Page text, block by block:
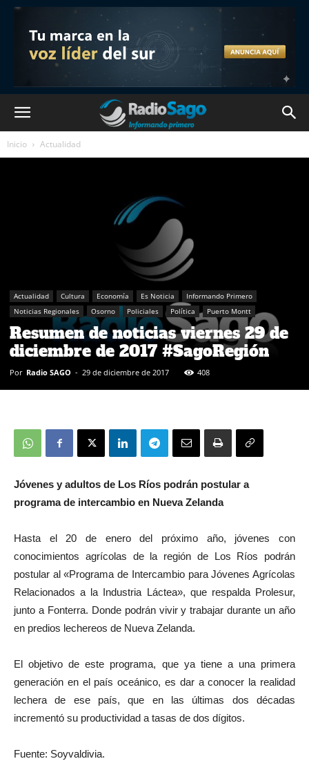
Inicio Actualidad
Actualidad Cultura Economía Es Noticia
Informando Primero
Noticias Regionales
Osorno Policiales Política Puerto Montt
Resumen de noticias viernes 29 de
diciembre de 2017 #SagoRegión
Por Radio SAGO - 29 de diciembre de 2017 408
Jóvenes y adultos de Los Ríos podrán postular a
programa de intercambio en Nueva Zelanda
Hasta el 20 de enero del próximo año, jóvenes con
conocimientos agrícolas de la región de Los Ríos podrán
postular al «Programa de Intercambio para Jóvenes Agrícolas
Relacionados a la Industria Láctea», que respalda Prolesur,
junto a Fonterra. Donde podrán vivir y trabajar durante un año
en predios lechereos de Nueva Zelanda.
El objetivo de este programa, que ya tiene a una primera
generación en el país oceánico, es dar a conocer la realidad
lechera de ese país, que en las últimas dos décadas
incrementó su productividad a tasas de dos dígitos.
Fuente: Soyvaldivia.